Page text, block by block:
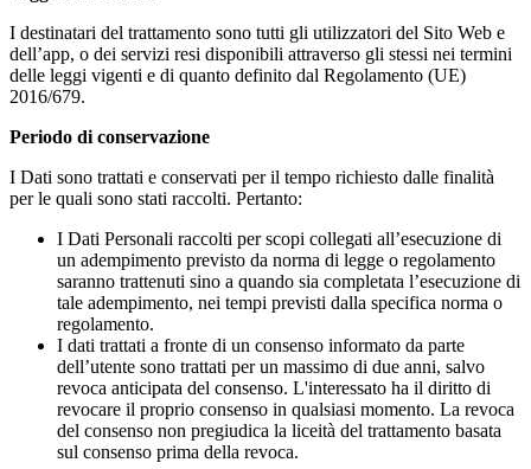
I destinatari del trattamento sono tutti gli utilizzatori del Sito Web e
dell’app, o dei servizi resi disponibili attraverso gli stessi nei termini
delle leggi vigenti e di quanto definito dal Regolamento (UE)
2016/679.
Periodo di conservazione
I Dati sono trattati e conservati per il tempo richiesto dalle finalità
per le quali sono stati raccolti. Pertanto:
I Dati Personali raccolti per scopi collegati all’esecuzione di
un adempimento previsto da norma di legge o regolamento
saranno trattenuti sino a quando sia completata l’esecuzione di
tale adempimento, nei tempi previsti dalla specifica norma o
regolamento.
I dati trattati a fronte di un consenso informato da parte
dell’utente sono trattati per un massimo di due anni, salvo
revoca anticipata del consenso. L'interessato ha il diritto di
revocare il proprio consenso in qualsiasi momento. La revoca
del consenso non pregiudica la liceità del trattamento basata
sul consenso prima della revoca.